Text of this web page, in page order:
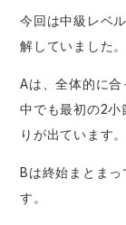
今回は中級レベ
解していました。
Aは、全体的に合
中でも最初の2小
りが出ています。
Bは終始まとま
す。